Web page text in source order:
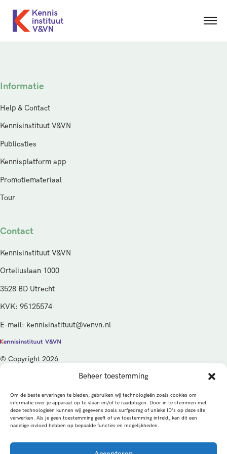
Beheer toestemming
Om de beste ervaringen te bieden, gebruiken wij technologieën zoals cookies om
informatie over je apparaat op te slaan en/of te raadplegen. Door in te stemmen met
deze technologieën kunnen wij gegevens zoals surfgedrag of unieke ID's op deze site
verwerken. Als je geen toestemming geeft of uw toestemming intrekt, kan dit een
nadelige invloed hebben op bepaalde functies en mogelijkheden.
Informatie
Help & Contact
Kennisinstituut V&VN
Publicaties
Kennisplatform app
Promotiemateriaal
Tour
Contact
Kennisinstituut V&VN
Orteliuslaan 1000
3528 BD Utrecht
KVK: 95125574
E-mail: kennisinstituut@venvn.nl
© Copyright 2026
De activiteiten van het Kennisinstituut V&VN worden gefinancierd
vanuit de kwaliteitsgelden van het ministerie van Volksgezondheid,
Welzijn en Sport (VWS), beheerd door ZonMw.
PrivacybeleidCookiesAlgemene voorwaarden